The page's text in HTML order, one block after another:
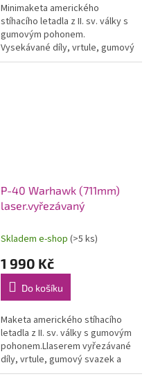
Minimaketa amerického
stíhacího letadla z II. sv. války s
gumovým pohonem.
Vysekávané díly, vrtule, gumový
svazek a potah. materiál.
P-40 Warhawk (711mm)
laser.vyřezávaný
Skladem e-shop (>5 ks)
1 990 Kč
Do košíku
Maketa amerického stíhacího
letadla z II. sv. války s gumovým
pohonem.Llaserem vyřezávané
díly, vrtule, gumový svazek a
potah. materiál. Rozpětí 711